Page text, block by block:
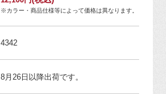
※カラー・商品仕様等によって価格は異なります。
4342
8月26日以降出荷です。